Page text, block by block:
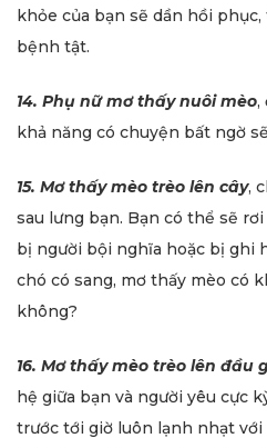
khỏe của bạn sẽ dần hồi
bệnh tật.
14. Phụ nữ mơ thấy nuôi mèo,
khả năng có chuyện bất ngờ
15. Mơ thấy mèo trèo lên cây,
sau lưng bạn. Bạn có thể sẽ
bị người bội nghĩa hoặc bị ghi
chó có sang, mơ thấy mèo có
không?
16. Mơ thấy mèo trèo lên đầu
hệ giữa bạn và người yêu cực
trước tới giờ luôn lạnh nhạt